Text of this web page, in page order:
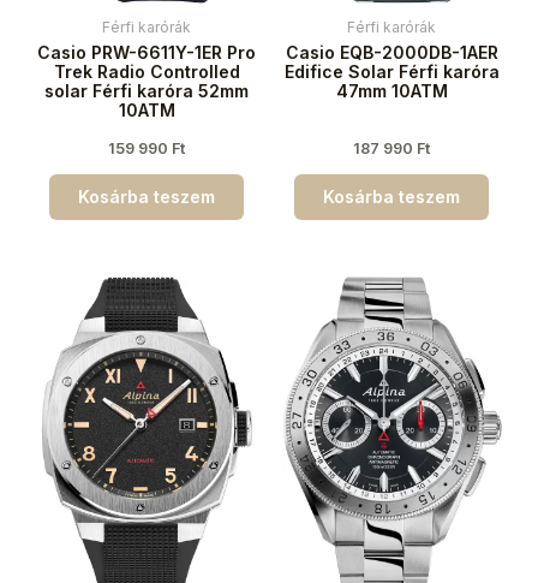
Férfi karórák
Casio PRW-6611Y-1ER Pro
Trek Radio Controlled
solar Férfi karóra 52mm
10ATM
159 990 Ft
Kosárba teszem
Férfi karórák
Casio EQB-2000DB-1AER
Edifice Solar Férfi karóra
47mm 10ATM
187 990 Ft
Kosárba teszem